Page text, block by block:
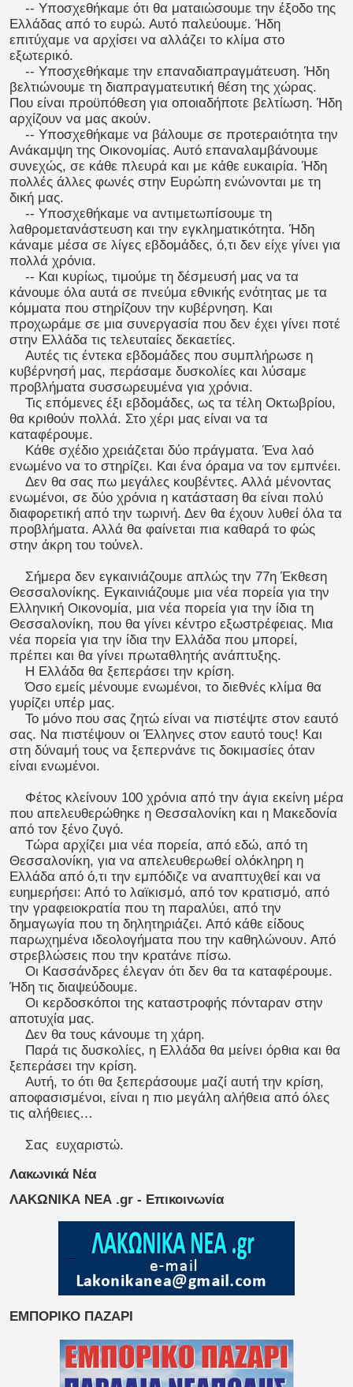
-- Υποσχεθήκαμε ότι θα ματαιώσουμε την έξοδο της
Ελλάδας από το ευρώ. Αυτό παλεύουμε. Ήδη
επιτύχαμε να αρχίσει να αλλάζει το κλίμα στο
εξωτερικό.
-- Υποσχεθήκαμε την επαναδιαπραγμάτευση. Ήδη
βελτιώνουμε τη διαπραγματευτική θέση της χώρας.
Που είναι προϋπόθεση για οποιαδήποτε βελτίωση. Ήδη
αρχίζουν να μας ακούν.
-- Υποσχεθήκαμε να βάλουμε σε προτεραιότητα την
Ανάκαμψη της Οικονομίας. Αυτό επαναλαμβάνουμε
συνεχώς, σε κάθε πλευρά και με κάθε ευκαιρία. Ήδη
πολλές άλλες φωνές στην Ευρώπη ενώνονται με τη
δική μας.
-- Υποσχεθήκαμε να αντιμετωπίσουμε τη
λαθρομετανάστευση και την εγκληματικότητα. Ήδη
κάναμε μέσα σε λίγες εβδομάδες, ό,τι δεν είχε γίνει για
πολλά χρόνια.
-- Και κυρίως, τιμούμε τη δέσμευσή μας να τα
κάνουμε όλα αυτά σε πνεύμα εθνικής ενότητας με τα
κόμματα που στηρίζουν την κυβέρνηση. Και
προχωράμε σε μια συνεργασία που δεν έχει γίνει ποτέ
στην Ελλάδα τις τελευταίες δεκαετίες.
Αυτές τις έντεκα εβδομάδες που συμπλήρωσε η
κυβέρνησή μας, περάσαμε δυσκολίες και λύσαμε
προβλήματα συσσωρευμένα για χρόνια.
Τις επόμενες έξι εβδομάδες, ως τα τέλη Οκτωβρίου,
θα κριθούν πολλά. Στο χέρι μας είναι να τα
καταφέρουμε.
Κάθε σχέδιο χρειάζεται δύο πράγματα. Ένα λαό
ενωμένο να το στηρίζει. Και ένα όραμα να τον εμπνέει.
Δεν θα σας πω μεγάλες κουβέντες. Αλλά μένοντας
ενωμένοι, σε δύο χρόνια η κατάσταση θα είναι πολύ
διαφορετική από την τωρινή. Δεν θα έχουν λυθεί όλα τα
προβλήματα. Αλλά θα φαίνεται πια καθαρά το φώς
στην άκρη του τούνελ.
Σήμερα δεν εγκαινιάζουμε απλώς την 77η Έκθεση
Θεσσαλονίκης. Εγκαινιάζουμε μια νέα πορεία για την
Ελληνική Οικονομία, μια νέα πορεία για την ίδια τη
Θεσσαλονίκη, που θα γίνει κέντρο εξωστρέφειας. Μια
νέα πορεία για την ίδια την Ελλάδα που μπορεί,
πρέπει και θα γίνει πρωταθλητής ανάπτυξης.
Η Ελλάδα θα ξεπεράσει την κρίση.
Όσο εμείς μένουμε ενωμένοι, το διεθνές κλίμα θα
γυρίζει υπέρ μας.
Το μόνο που σας ζητώ είναι να πιστέψτε στον εαυτό
σας. Να πιστέψουν οι Έλληνες στον εαυτό τους! Και
στη δύναμή τους να ξεπερνάνε τις δοκιμασίες όταν
είναι ενωμένοι.
Φέτος κλείνουν 100 χρόνια από την άγια εκείνη μέρα
που απελευθερώθηκε η Θεσσαλονίκη και η Μακεδονία
από τον ξένο ζυγό.
Τώρα αρχίζει μια νέα πορεία, από εδώ, από τη
Θεσσαλονίκη, για να απελευθερωθεί ολόκληρη η
Ελλάδα από ό,τι την εμπόδιζε να αναπτυχθεί και να
ευημερήσει: Από το λαϊκισμό, από τον κρατισμό, από
την γραφειοκρατία που τη παραλύει, από την
δημαγωγία που τη δηλητηριάζει. Από κάθε είδους
παρωχημένα ιδεολογήματα που την καθηλώνουν. Από
στρεβλώσεις που την κρατάνε πίσω.
Οι Κασσάνδρες έλεγαν ότι δεν θα τα καταφέρουμε.
Ήδη τις διαψεύδουμε.
Οι κερδοσκόποι της καταστροφής πόνταραν στην
αποτυχία μας.
Δεν θα τους κάνουμε τη χάρη.
Παρά τις δυσκολίες, η Ελλάδα θα μείνει όρθια και θα
ξεπεράσει την κρίση.
Αυτή, το ότι θα ξεπεράσουμε μαζί αυτή την κρίση,
αποφασισμένοι, είναι η πιο μεγάλη αλήθεια από όλες
τις αλήθειες…
Σας ευχαριστώ.
Λακωνικά Νέα
ΛΑΚΩΝΙΚΑ ΝΕΑ .gr - Επικοινωνία
ΕΜΠΟΡΙΚΟ ΠΑΖΑΡΙ